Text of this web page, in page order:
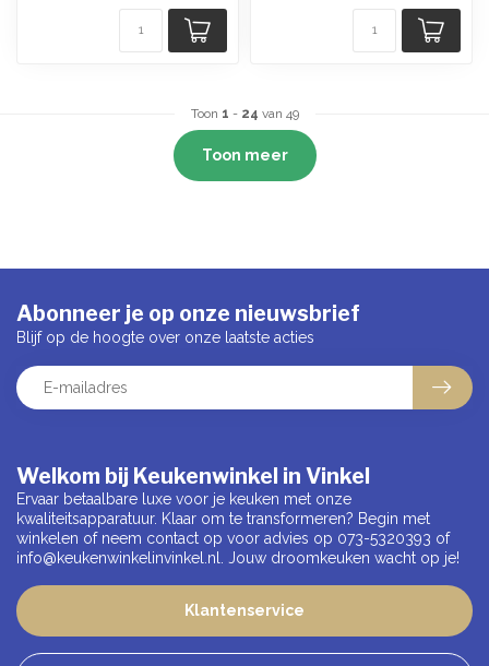
Toon 1 - 24 van 49
Toon meer
Welkom bij Keukenwinkel in Vinkel
Ervaar betaalbare luxe voor je keuken met onze
kwaliteitsapparatuur. Klaar om te transformeren? Begin met
winkelen of neem contact op voor advies op 073-5320393 of
info@keukenwinkelinvinkel.nl
. Jouw droomkeuken wacht op je!
Klantenservice
Abonneer je op onze nieuwsbrief
Blijf op de hoogte over onze laatste acties